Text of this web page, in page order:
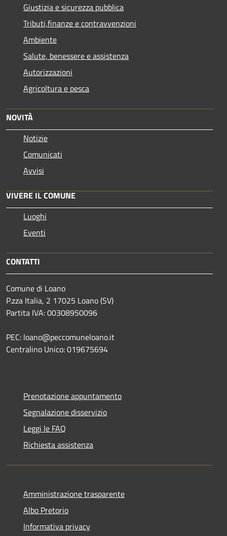
Giustizia e sicurezza pubblica
Tributi,finanze e contravvenzioni
Ambiente
Salute, benessere e assistenza
Autorizzazioni
Agricoltura e pesca
NOVITÀ
Notizie
Comunicati
Avvisi
VIVERE IL COMUNE
Luoghi
Eventi
CONTATTI
Comune di Loano
P.zza Italia, 2 17025 Loano (SV)
Partita IVA: 00308950096
PEC: loano@peccomuneloano.it
Centralino Unico: 019675694
Prenotazione appuntamento
Segnalazione disservizio
Leggi le FAQ
Richiesta assistenza
Amministrazione trasparente
Albo Pretorio
Informativa privacy